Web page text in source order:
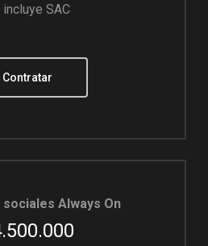
incluye SAC
Contratar
sociales Always On